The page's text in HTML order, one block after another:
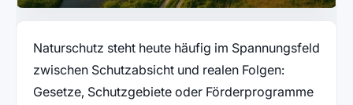
Naturschutz steht heute häufig im Spannungsfeld
zwischen Schutzabsicht und realen Folgen:
Gesetze, Schutzgebiete oder Förderprogramme